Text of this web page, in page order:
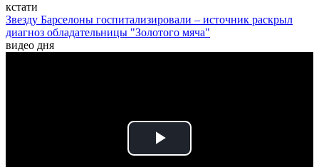
кстати
Звезду Барселоны госпитализировали – источник раскрыл
диагноз обладательницы "Золотого мяча"
видео дня
Play